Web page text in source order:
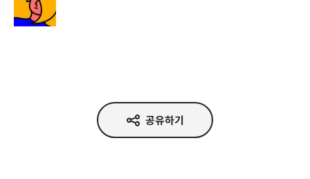
정다운
공유하기